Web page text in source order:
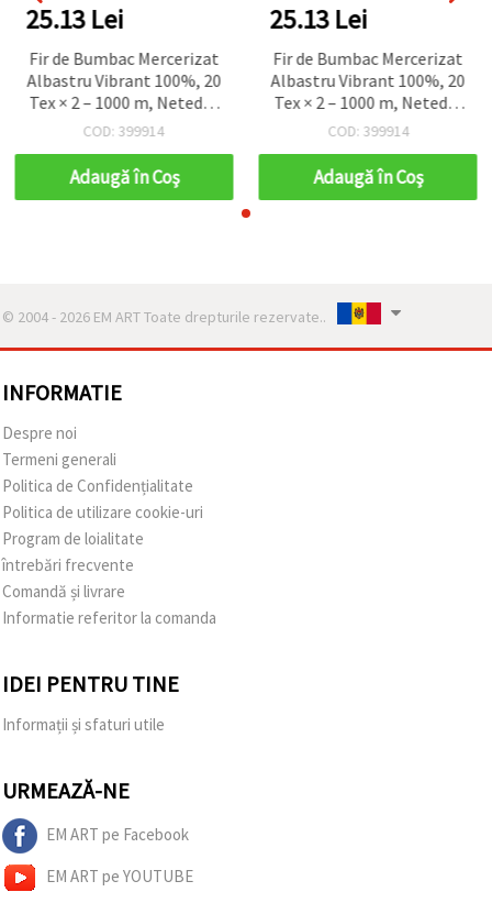
25.13 Lei
Fir de Bumbac Mercerizat
Albastru Vibrant 100%, 20
Tex × 2 – 1000 m, Neted și
Durabil
COD: 399914
Adaugă în Coş
25.13 Lei
Fir de Bumbac Mercerizat
Albastru Vibrant 100%, 20
Tex × 2 – 1000 m, Neted și
Durabil
COD: 399914
Adaugă în Coş
© 2004 - 2026 EM ART Toate drepturile rezervate..
INFORMATIE
Despre noi
Termeni generali
Politica de Confidențialitate
Politica de utilizare cookie-uri
Program de loialitate
întrebări frecvente
Comandă și livrare
Informatie referitor la comanda
IDEI PENTRU TINE
Informații și sfaturi utile
URMEAZĂ-NE
EM ART pe Facebook
EM ART pe YOUTUBE